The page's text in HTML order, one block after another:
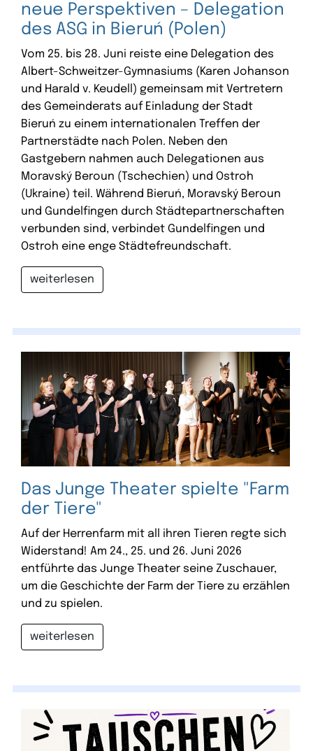
neue Perspektiven – Delegation
des ASG in Bieruń (Polen)
Vom 25. bis 28. Juni reiste eine Delegation des
Albert-Schweitzer-Gymnasiums (Karen Johanson
und Harald v. Keudell) gemeinsam mit Vertretern
des Gemeinderats auf Einladung der Stadt
Bieruń zu einem internationalen Treffen der
Partnerstädte nach Polen. Neben den
Gastgebern nahmen auch Delegationen aus
Moravský Beroun (Tschechien) und Ostroh
(Ukraine) teil. Während Bieruń, Moravský Beroun
und Gundelfingen durch Städtepartnerschaften
verbunden sind, verbindet Gundelfingen und
Ostroh eine enge Städtefreundschaft.
weiterlesen
Das Junge Theater spielte "Farm
der Tiere"
Auf der Herrenfarm mit all ihren Tieren regte sich
Widerstand! Am 24., 25. und 26. Juni 2026
entführte das Junge Theater seine Zuschauer,
um die Geschichte der Farm der Tiere zu erzählen
und zu spielen.
weiterlesen